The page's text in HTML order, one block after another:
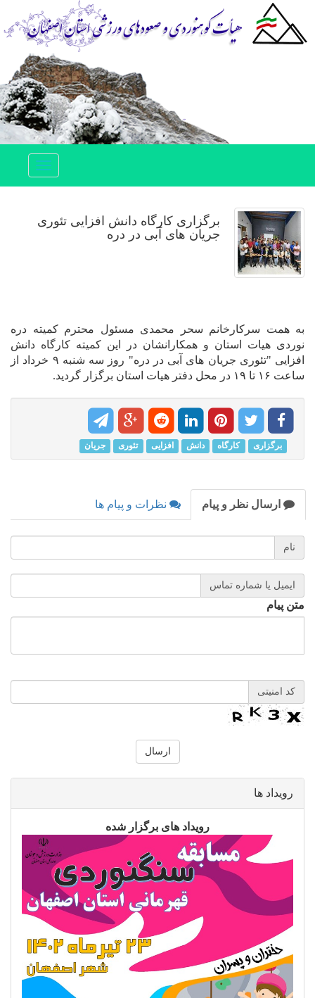
Toggle
برگزاری کارگاه دانش افزایی تئوری
جریان های آبی در دره
به همت سرکارخانم سحر محمدی مسئول محترم کمیته دره
نوردی هیات استان و همکارانشان در این کمیته کارگاه دانش
افزایی "تئوری جریان های آبی در دره" روز سه شنبه ۹ خرداد از
ساعت ۱۶ تا ۱۹ در محل دفتر هیات استان برگزار گردید.
برگزاری کارگاه دانش افزایی تئوری جریان
ارسال نظر و پیام نظرات و پیام ها
نام
ایمیل یا شماره تماس
متن پیام
کد امنیتی
رویداد ها
رویداد های برگزار شده